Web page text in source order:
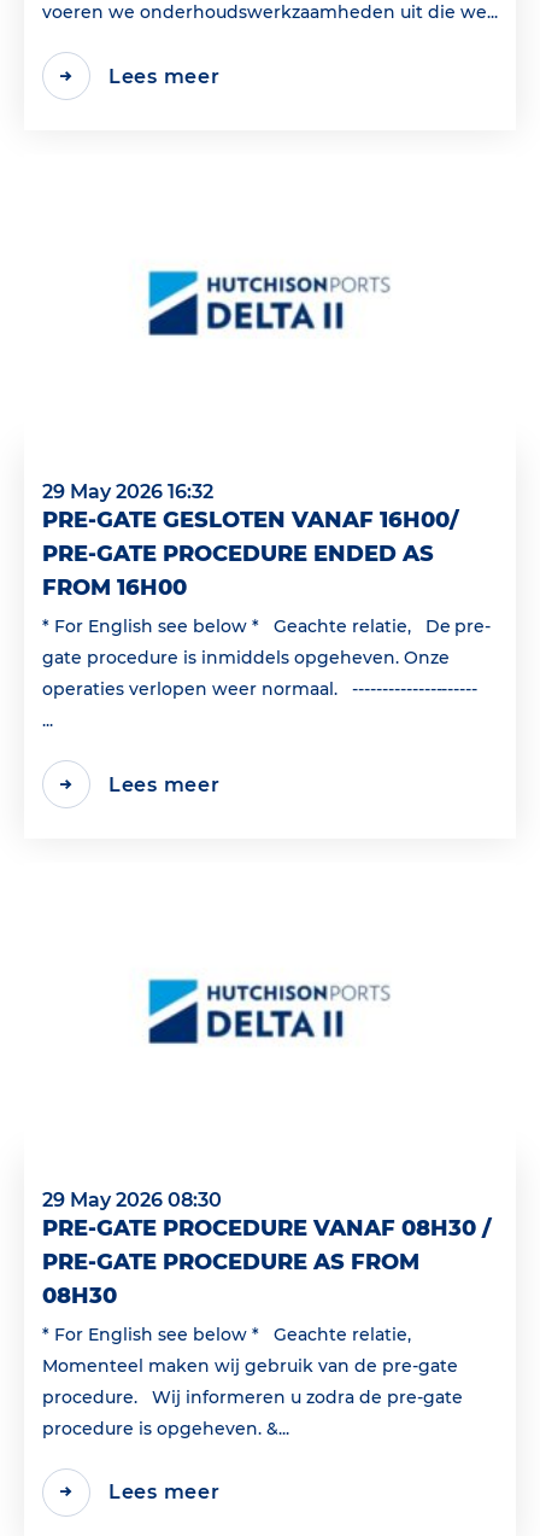
voeren we onderhoudswerkzaamheden uit die we...
Lees meer
29 May 2026 16:32
PRE-GATE GESLOTEN VANAF 16H00/
PRE-GATE PROCEDURE ENDED AS
FROM 16H00
* For English see below * Geachte relatie, De pre-
gate procedure is inmiddels opgeheven. Onze
operaties verlopen weer normaal. ---------------------
...
Lees meer
29 May 2026 08:30
PRE-GATE PROCEDURE VANAF 08H30 /
PRE-GATE PROCEDURE AS FROM
08H30
* For English see below * Geachte relatie,
Momenteel maken wij gebruik van de pre-gate
procedure. Wij informeren u zodra de pre-gate
procedure is opgeheven. &...
Lees meer